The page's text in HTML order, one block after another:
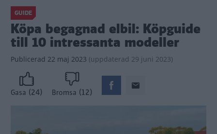
GUIDE
Köpa begagnad elbil: Köpguide
till 10 intressanta modeller
Publicerad 22 maj 2023 (uppdaterad 29 juni 2023)
Gasa (24) Bromsa (12)